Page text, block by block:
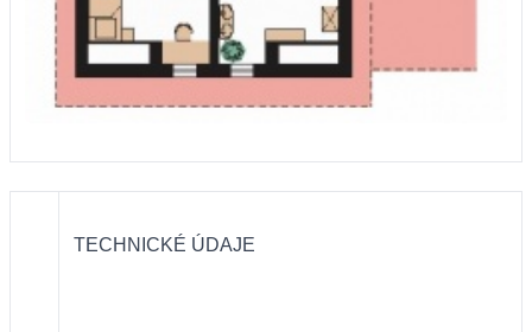
TECHNICKÉ ÚDAJE